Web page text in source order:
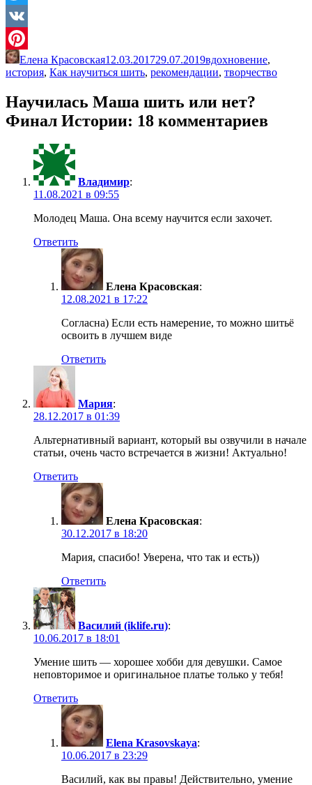
Twitter
VK
Pinterest
Елена Красовская12.03.201729.07.2019вдохновение,
история, Как научиться шить, рекомендации, творчество
Научилась Маша шить или нет?
Финал Истории: 18 комментариев
Владимир:
11.08.2021 в 09:55
Молодец Маша. Она всему научится если захочет.
Ответить
Елена Красовская:
12.08.2021 в 17:22
Согласна) Если есть намерение, то можно шитьё
освоить в лучшем виде
Ответить
Мария:
28.12.2017 в 01:39
Альтернативный вариант, который вы озвучили в начале
статьи, очень часто встречается в жизни! Актуально!
Ответить
Елена Красовская:
30.12.2017 в 18:20
Мария, спасибо! Уверена, что так и есть))
Ответить
Василий (iklife.ru):
10.06.2017 в 18:01
Умение шить — хорошее хобби для девушки. Самое
неповторимое и оригинальное платье только у тебя!
Ответить
Elena Krasovskaya:
10.06.2017 в 23:29
Василий, как вы правы! Действительно, умение